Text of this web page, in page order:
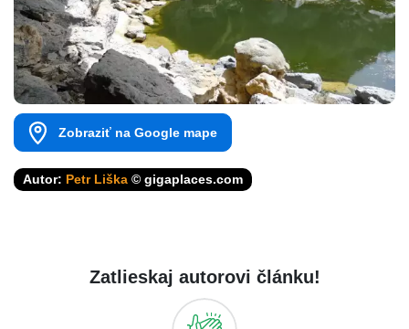
Zobraziť na Google mape
Autor: Petr Liška © gigaplaces.com
Zatlieskaj autorovi článku!